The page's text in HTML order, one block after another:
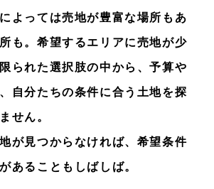
よっては売地が豊富な場所もあ
も。希望するエリアに売地が少
られた選択肢の中から、予算や
自分たちの条件に合う土地を探
せん。
が見つからなければ、希望条件
あることもしばしば。